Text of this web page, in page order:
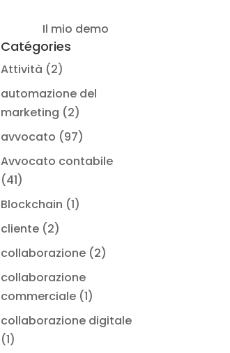
Il mio demo
Catégories
Attività (2)
automazione del
marketing (2)
avvocato (97)
Avvocato contabile
(41)
Blockchain (1)
cliente (2)
collaborazione (2)
collaborazione
commerciale (1)
collaborazione digitale
(1)